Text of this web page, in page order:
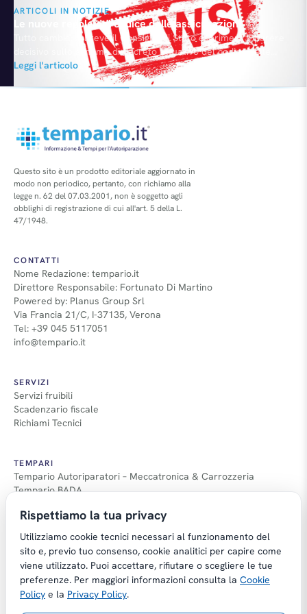
ARTICOLI IN NOTIZIE
Le nuove regole del codice delle assicurazioni
Tutto cambia. A breve il Consiglio di Stato esprimerà il parere
decisivo sullo schema di decreto attuativo del codice delle
assicurazioni. Dove è presente la tabella per la quantificazione
del danno in seguito agli incidenti. Cosa succederà ? Una
«rivoluzione» per la Rc auto perché finora si era verificata una
Leggi l'articolo
Questo sito è un prodotto editoriale aggiornato in
modo non periodico, pertanto, con richiamo alla
legge n. 62 del 07.03.2001, non è soggetto agli
obblighi di registrazione di cui all'art. 5 della L.
47/1948.
CONTATTI
Nome Redazione: tempario.it
Direttore Responsabile: Fortunato Di Martino
Powered by: Planus Group Srl
Via Francia 21/C, I-37135, Verona
Tel: +39 045 5117051
info@tempario.it
SERVIZI
Servizi fruibili
Scadenzario fiscale
Richiami Tecnici
TEMPARI
Tempario Autoriparatori – Meccatronica & Carrozzeria
Tempario BADA
Guida Applicazione Tempi
Copyright © Tempario.it | Powered by
Planus Group Srl - P.I. IT03584100238
Rispettiamo la tua privacy
Utilizziamo cookie tecnici necessari al funzionamento del
sito e, previo tuo consenso, cookie analitici per capire come
viene utilizzato. Puoi accettare, rifiutare o scegliere le tue
preferenze. Per maggiori informazioni consulta la Cookie
Policy e la Privacy Policy.